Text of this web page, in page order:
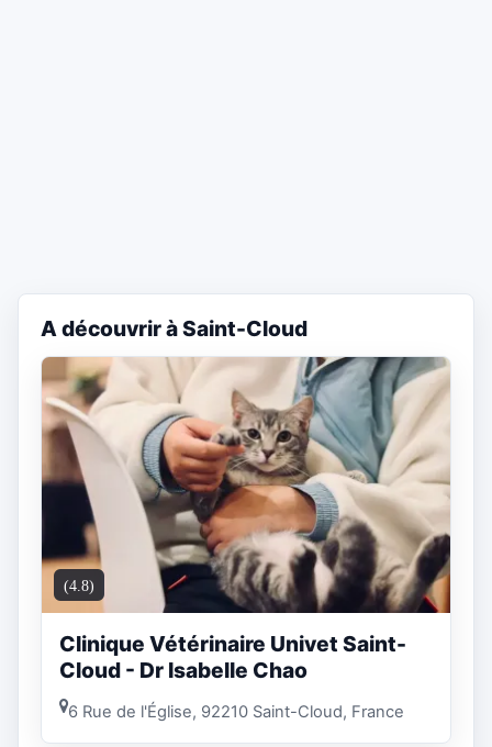
A découvrir à Saint-Cloud
(4.8)
Clinique Vétérinaire Univet Saint-
Cloud - Dr Isabelle Chao
6 Rue de l'Église, 92210 Saint-Cloud, France